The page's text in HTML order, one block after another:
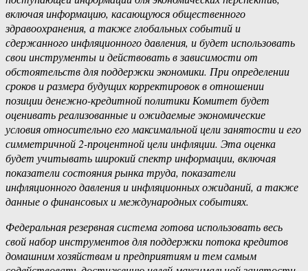
включая информацию, касающуюся общественного
здравоохранения, а также глобальных событий и
сдержанного инфляционного давления, и будет использовать
свои инструменты и действовать в зависимости от
обстоятельств для поддержки экономики. При определении
сроков и размера будущих корректировок в отношении
позиции денежно-кредитной политики Комитет будет
оценивать реализованные и ожидаемые экономические
условия относительно его максимальной цели занятости и его
симметричной 2-процентной цели инфляции. Эта оценка
будет учитывать широкий спектр информации, включая
показатели состояния рынка труда, показатели
инфляционного давления и инфляционных ожиданий, а также
данные о финансовых и международных событиях.
Федеральная резервная система готова использовать весь
свой набор инструментов для поддержки потока кредитов
домашним хозяйствам и предприятиям и тем самым